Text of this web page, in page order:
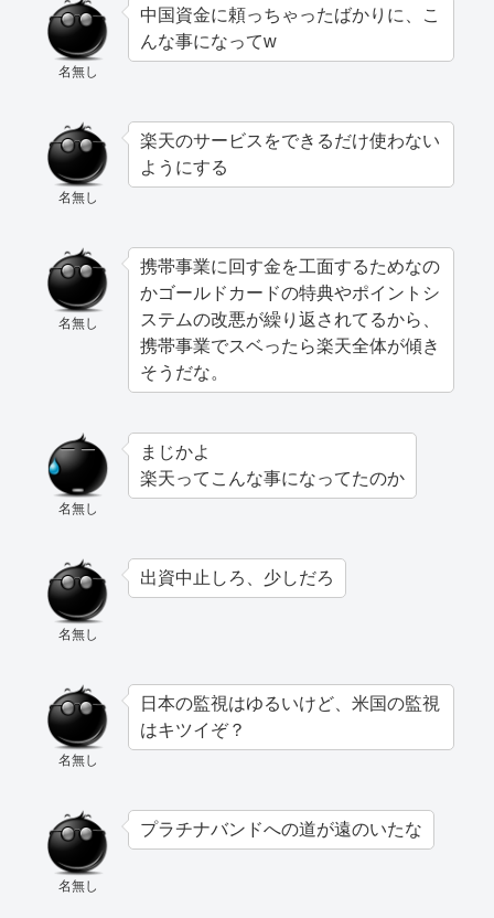
名無し
中国資金に頼っちゃったばかりに、こ
んな事になってw
名無し
楽天のサービスをできるだけ使わない
ようにする
名無し
携帯事業に回す金を工面するためなの
かゴールドカードの特典やポイントシ
ステムの改悪が繰り返されてるから、
携帯事業でスベったら楽天全体が傾き
そうだな。
名無し
まじかよ
楽天ってこんな事になってたのか
名無し
出資中止しろ、少しだろ
名無し
日本の監視はゆるいけど、米国の監視
はキツイぞ？
名無し
プラチナバンドへの道が遠のいたな